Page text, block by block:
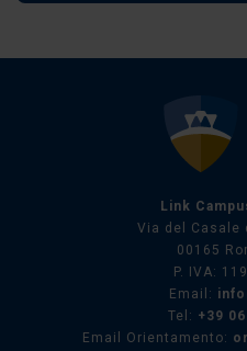
Link
Via del Casale
00165
P. IVA:
Email:
Tel: +39
Email Orientamento: